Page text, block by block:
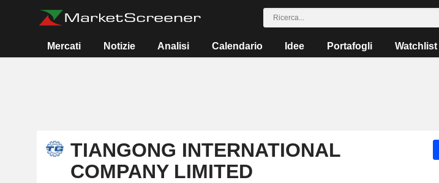
Mercati Notizie Analisi Calendario Idee Portafogli Watchlist
TIANGONG INTERNATIONAL
COMPANY LIMITED